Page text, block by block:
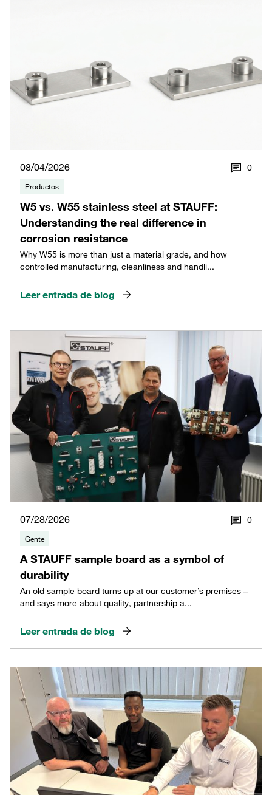
08/04/2026 0
Productos
W5 vs. W55 stainless steel at STAUFF:
Understanding the real difference in
corrosion resistance
Why W55 is more than just a material grade, and how
controlled manufacturing, cleanliness and handli...
Leer entrada de blog
07/28/2026 0
Gente
A STAUFF sample board as a symbol of
durability
An old sample board turns up at our customer’s premises –
and says more about quality, partnership a...
Leer entrada de blog